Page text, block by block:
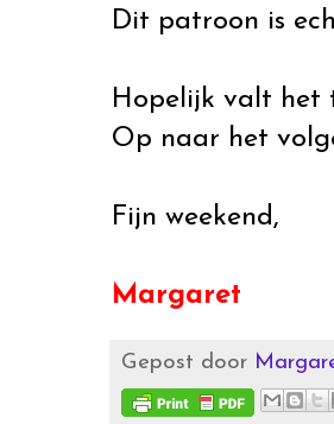
Dit patroon is
Hopelijk valt het
Op naar het
Fijn weekend,
Margaret
Gepost door